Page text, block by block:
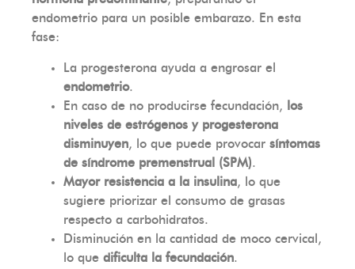
endometrio para un posible embarazo. En esta
fase:
La progesterona ayuda a engrosar el
endometrio.
En caso de no producirse fecundación,
los
niveles de estrógenos y progesterona
disminuyen, lo que puede provocar síntomas
de síndrome premenstrual (SPM).
Mayor resistencia a la insulina, lo que
sugiere priorizar el consumo de grasas
respecto a carbohidratos.
Disminución en la cantidad de moco cervical,
lo que dificulta la fecundación.